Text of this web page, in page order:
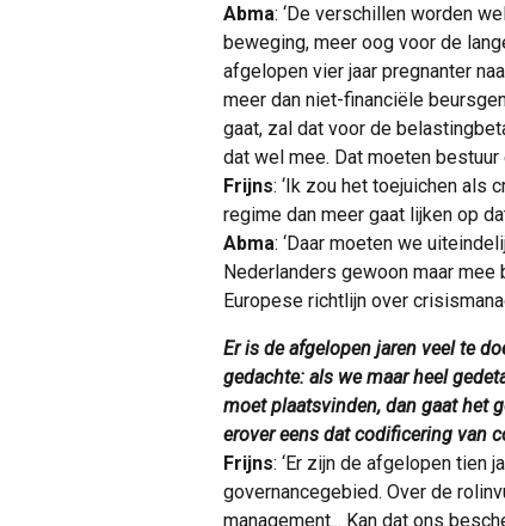
Abma: ‘De verschillen worden
beweging, meer oog voor de
afgelopen vier jaar pregnanter
meer dan niet-financiële
gaat, zal dat voor de
dat wel mee. Dat moeten
Frijns: ‘Ik zou het toejuichen als
regime dan meer gaat lijken op
Abma: ‘Daar moeten we
Nederlanders gewoon maar
Europese richtlijn over
Er is de afgelopen jaren veel te
gedachte: als we maar heel
moet plaatsvinden, dan gaat het
erover eens dat codificering van
Frijns: ‘Er zijn de afgelopen tien
governancegebied. Over de
management... Kan dat ons